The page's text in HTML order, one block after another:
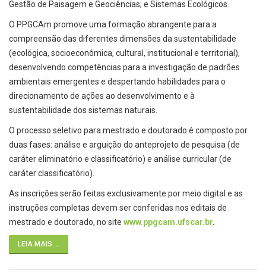
Gestão de Paisagem e Geociências; e Sistemas Ecológicos.
O PPGCAm promove uma formação abrangente para a
compreensão das diferentes dimensões da sustentabilidade
(ecológica, socioeconômica, cultural, institucional e territorial),
desenvolvendo competências para a investigação de padrões
ambientais emergentes e despertando habilidades para o
direcionamento de ações ao desenvolvimento e à
sustentabilidade dos sistemas naturais.
O processo seletivo para mestrado e doutorado é composto por
duas fases: análise e arguição do anteprojeto de pesquisa (de
caráter eliminatório e classificatório) e análise curricular (de
caráter classificatório).
As inscrições serão feitas exclusivamente por meio digital e as
instruções completas devem ser conferidas nos editais de
mestrado e doutorado, no site www.ppgcam.ufscar.br.
LEIA MAIS ...